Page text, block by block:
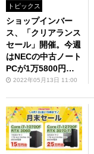
トピックス
ショップインバー
ス、「クリアランス
セール」開催。今週
はNECの中古ノート
PCが1万5800円の
特価に
2022年05月13日 11:00